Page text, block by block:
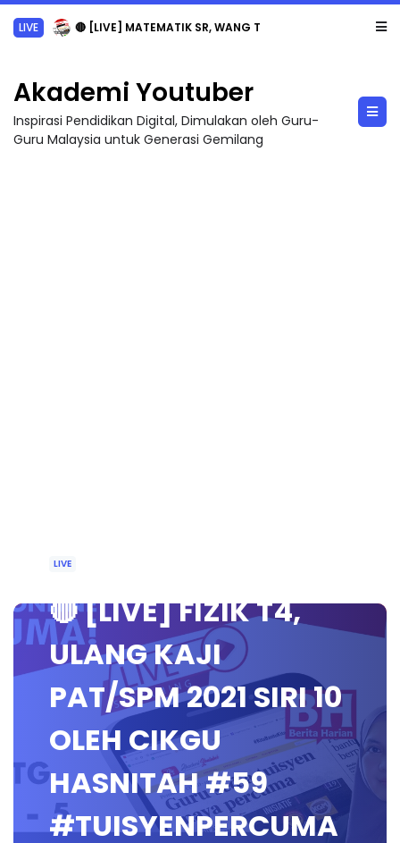
LIVE 🔴 [LIVE] MATEMATIK SR, WANG TAHUN 6 OLEH CIKGU ANITA #ALLINONE #141 #...
Akademi Youtuber
Inspirasi Pendidikan Digital, Dimulakan oleh Guru-
Guru Malaysia untuk Generasi Gemilang
LIVE
🔴 [LIVE] FIZIK T4,
ULANG KAJI
PAT/SPM 2021 SIRI 10
OLEH CIKGU
HASNITAH #59
#TUISYENPERCUMA